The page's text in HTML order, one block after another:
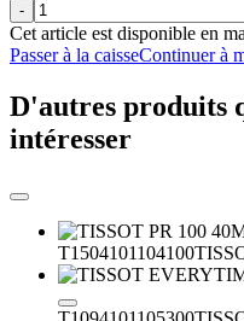
-
Cet article est disponible en
Passer à la caisseContinuer à
D'autres produits
intéresser
T1504101104100